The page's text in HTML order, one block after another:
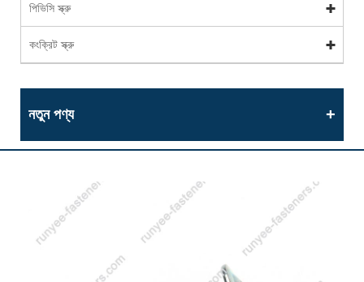
পিভিসি স্ক্রু
কংক্রিট স্ক্রু
নতুন পণ্য